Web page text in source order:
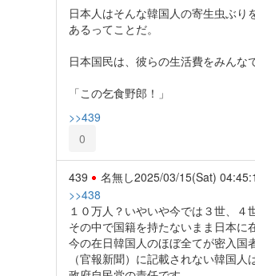
日本人はそんな韓国人の寄生虫ぶ
あるってことだ。
日本国民は、彼らの生活費をみんな
「この乞食野郎！」
>>439
0
439 名無し2025/03/15(Sat)
>>438
１０万人？いやいや今では３世、４
その中で国籍を持たないまま日本に
今の在日韓国人のほぼ全てが密入国
（官報新聞）に記載されない韓国